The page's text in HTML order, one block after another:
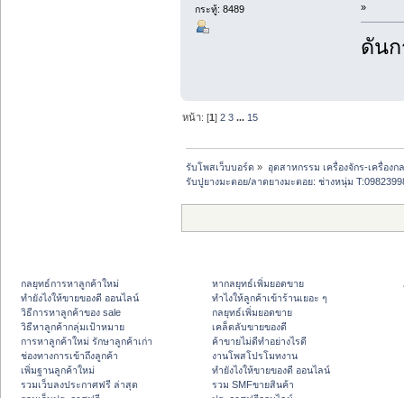
กระทู้: 8489
»
ดัน
หน้า: [1]2 3 ... 15
รับโพสเว็บบอร์ด » อุตสาหกรรม เครื่องจักร-เครื่อง
รับปูยางมะตอย/ลาดยางมะตอย: ช่างหนุ่ม
กลยุทธ์การหาลูกค้าใหม่
ทํายังไงให้ขายของดี ออนไลน์
วิธีการหาลูกค้าของ sale
วิธีหาลูกค้ากลุ่มเป้าหมาย
การหาลูกค้าใหม่ รักษาลูกค้าเก่า
ช่องทางการเข้าถึงลูกค้า
เพิ่มฐานลูกค้าใหม่
รวมเว็บลงประกาศฟรี ล่าสุด
หากลยุทธ์เพิ่มยอดขาย
ทําไงให้ลูกค้าเข้าร้านเยอะ ๆ
กลยุทธ์เพิ่มยอดขาย
เคล็ดลับขายของดี
ค้าขายไม่ดีทำอย่างไรดี
งานโพสโปรโมทงาน
ทํายังไงให้ขายของดี ออนไลน์
รวม SMFขายสินค้า